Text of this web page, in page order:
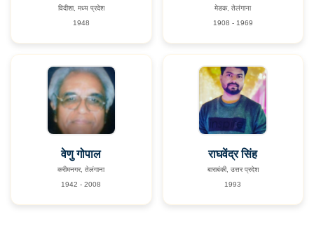
विदीशा, मध्य प्रदेश
1948
मेडक, तेलंगाना
1908 - 1969
वेणु गोपाल
करीमनगर, तेलंगाना
1942 - 2008
राघवेंद्र सिंह
बाराबंकी, उत्तर प्रदेश
1993